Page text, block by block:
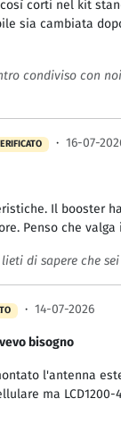
corti nel kit
sia cambiata
condiviso con
· 16-07-
Il booster
Penso che valga
lieti di sapere che
· 14-07-2026
bisogno
l'antenna
ma